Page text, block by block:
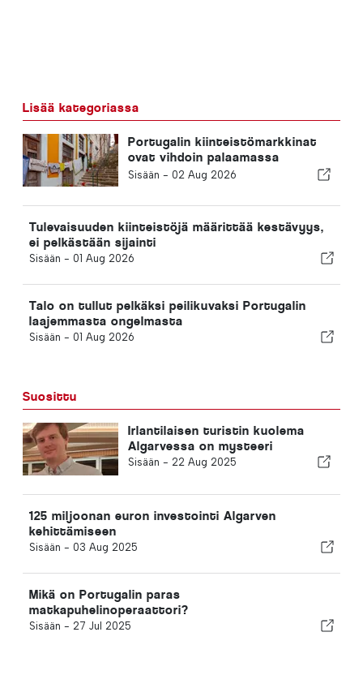
Lisää kategoriassa
Portugalin kiinteistömarkkinat
ovat vihdoin palaamassa
normaaliin tilaan
Sisään - 02 Aug 2026
Tulevaisuuden kiinteistöjä määrittää kestävyys,
ei pelkästään sijainti
Sisään - 01 Aug 2026
Talo on tullut pelkäksi peilikuvaksi Portugalin
laajemmasta ongelmasta
Sisään - 01 Aug 2026
Suosittu
Irlantilaisen turistin kuolema
Algarvessa on mysteeri
Sisään - 22 Aug 2025
125 miljoonan euron investointi Algarven
kehittämiseen
Sisään - 03 Aug 2025
Mikä on Portugalin paras
matkapuhelinoperaattori?
Sisään - 27 Jul 2025